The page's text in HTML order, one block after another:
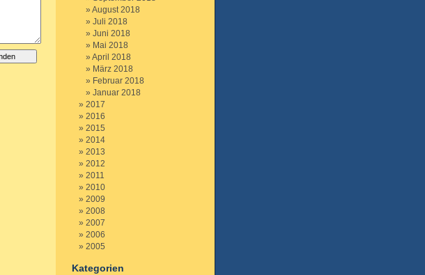
August 2018
Juli 2018
Juni 2018
Mai 2018
April 2018
März 2018
Februar 2018
Januar 2018
2017
2016
2015
2014
2013
2012
2011
2010
2009
2008
2007
2006
2005
Kategorien